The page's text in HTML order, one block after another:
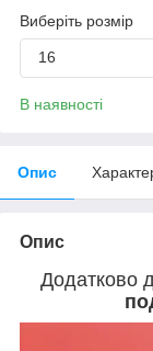
Виберіть розмір
16
В наявності
Опис
Опис
Додатково